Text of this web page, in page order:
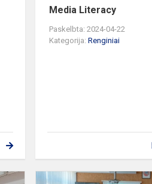
Media Literacy
Paskelbta: 2024-04-22
Kategorija:Renginiai
Pristatyta